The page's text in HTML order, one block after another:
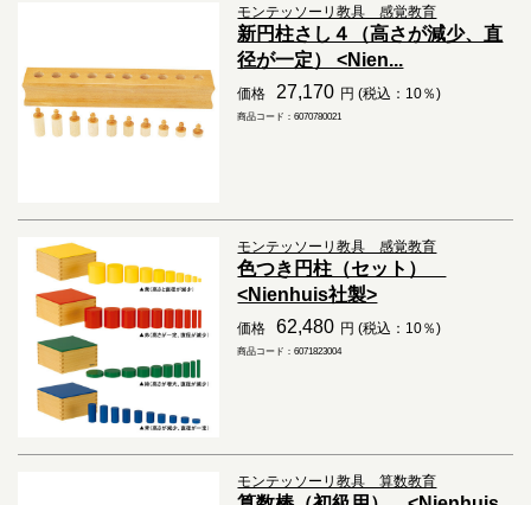
モンテッソーリ教具 感覚教育
新円柱さし４（高さが減少、直
径が一定） <Nien...
価格 27,170 円 (税込：10％)
商品コード：6070780021
モンテッソーリ教具 感覚教育
色つき円柱（セット）
<Nienhuis社製>
価格 62,480 円 (税込：10％)
商品コード：6071823004
モンテッソーリ教具 算数教育